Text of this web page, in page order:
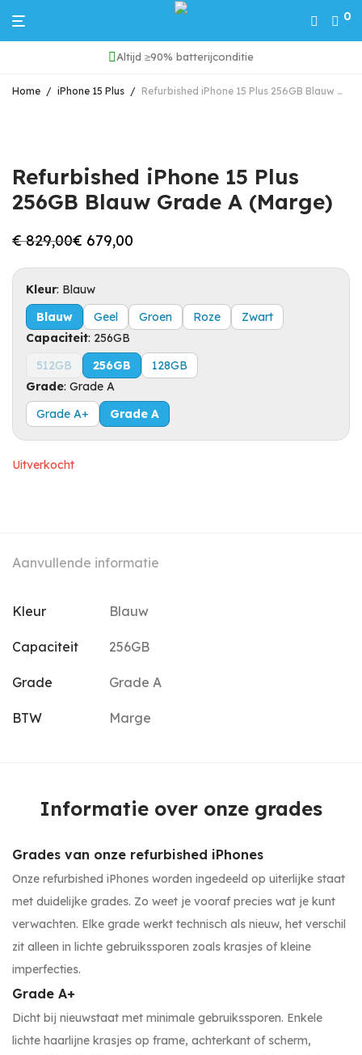
0
Altijd ≥90% batterijconditie
Home / iPhone 15 Plus / Refurbished iPhone 15 Plus 256GB Blauw Grade A (Marge)
Refurbished iPhone 15 Plus
256GB Blauw Grade A (Marge)
€829,00
Oorspronkelijke
was:
€ 829,00.
€ 679,00
Huidige
is:
€ 679,00.
Kleur: Blauw
Blauw
Geel Groen Roze
Zwart
Capaciteit: 256GB
512GB
256GB
128GB
Grade: Grade A
Grade A+
Grade A
Uitverkocht
Aanvullende informatie
Kleur Blauw
Capaciteit 256GB
Grade Grade A
BTW Marge
Informatie over onze grades
Grades van onze refurbished iPhones
Onze refurbished iPhones worden ingedeeld op uiterlijke staat
met duidelijke grades. Zo weet je vooraf precies wat je kunt
verwachten. Elke grade werkt technisch als nieuw, het verschil
zit alleen in lichte gebruikssporen zoals krasjes of kleine
imperfecties.
Grade A+
Dicht bij nieuwstaat met minimale gebruikssporen. Enkele
lichte haarlijne krasjes op frame, achterkant of scherm,